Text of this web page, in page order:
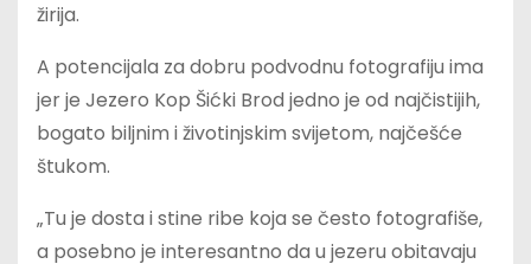
žirija.
A potencijala za dobru podvodnu fotografiju ima
jer je Jezero Kop Šićki Brod jedno je od najčistijih,
bogato biljnim i životinjskim svijetom, najčešće
štukom.
„Tu je dosta i stine ribe koja se često fotografiše,
a posebno je interesantno da u jezeru obitavaju